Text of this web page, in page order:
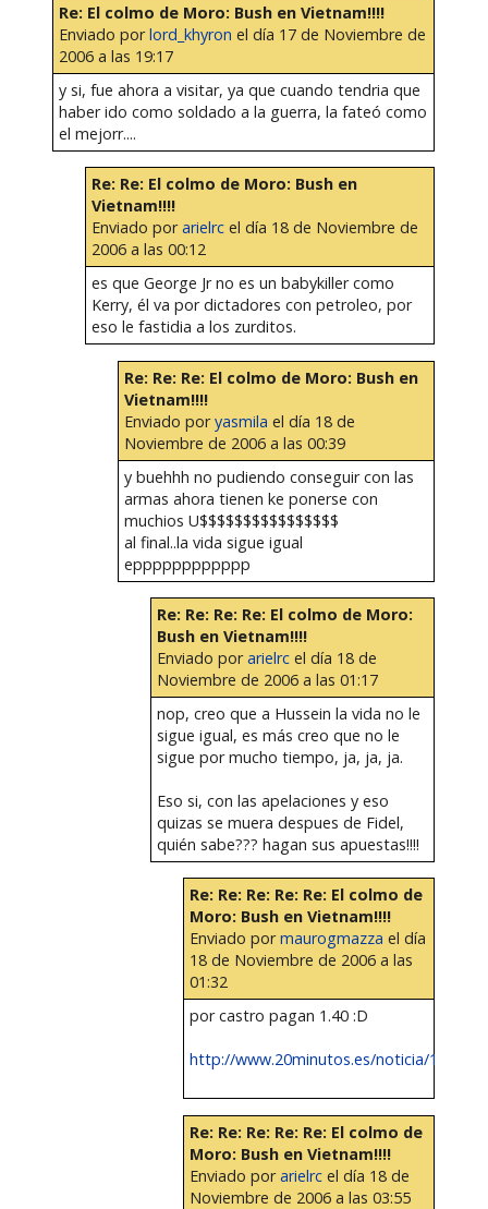
Re: El colmo de Moro: Bush en Vietnam!!!!
Enviado porlord_khyron el día 17 de Noviembre de
2006 a las 19:17
y si, fue ahora a visitar, ya que cuando tendria que
haber ido como soldado a la guerra, la fateó como
el mejorr....
Re: Re: El colmo de Moro: Bush en
Vietnam!!!!
Enviado porarielrcel día 18 de Noviembre de
2006 a las 00:12
es que George Jr no es un babykiller como
Kerry, él va por dictadores con petroleo, por
eso le fastidia a los zurditos.
Re: Re: Re: El colmo de Moro: Bush en
Vietnam!!!!
Enviado poryasmila el día 18 de
Noviembre de 2006 a las 00:39
y buehhh no pudiendo conseguir con las
armas ahora tienen ke ponerse con
muchios U$$$$$$$$$$$$$$$$
al final..la vida sigue igual
epppppppppppp
Re: Re: Re: Re: El colmo de Moro:
Bush en Vietnam!!!!
Enviado porarielrcel día 18 de
Noviembre de 2006 a las 01:17
nop, creo que a Hussein la vida no le
sigue igual, es más creo que no le
sigue por mucho tiempo, ja, ja, ja.
Eso si, con las apelaciones y eso
quizas se muera despues de Fidel,
quién sabe??? hagan sus apuestas!!!!
Re: Re: Re: Re: Re: El colmo de
Moro: Bush en Vietnam!!!!
Enviado pormaurogmazza el día
18 de Noviembre de 2006 a las
01:32
por castro pagan 1.40 :D
http://www.20minutos.es/noticia/146378/
Re: Re: Re: Re: Re: El colmo de
Moro: Bush en Vietnam!!!!
Enviado porarielrcel día 18 de
Noviembre de 2006 a las 03:55